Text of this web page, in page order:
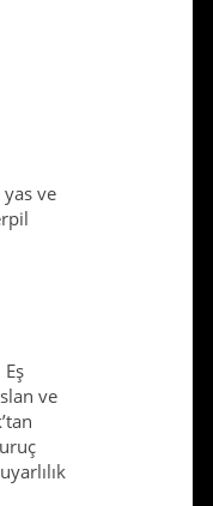
ve
ve